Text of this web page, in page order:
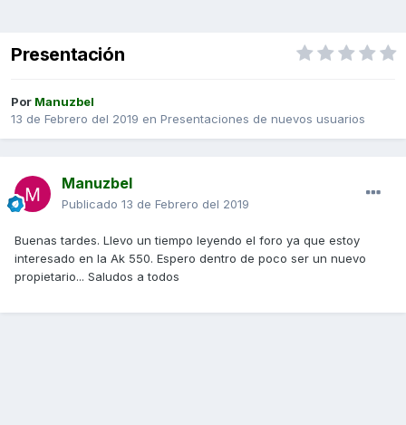
Presentación
Por Manuzbel
13 de Febrero del 2019 en Presentaciones de nuevos usuarios
Manuzbel
Publicado 13 de Febrero del 2019
Buenas tardes. Llevo un tiempo leyendo el foro ya que estoy
interesado en la Ak 550. Espero dentro de poco ser un nuevo
propietario... Saludos a todos